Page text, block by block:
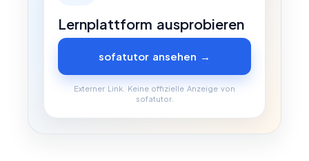
Lernplattform ausprobieren
sofatutor ansehen →
Externer Link. Keine offizielle Anzeige von
sofatutor.